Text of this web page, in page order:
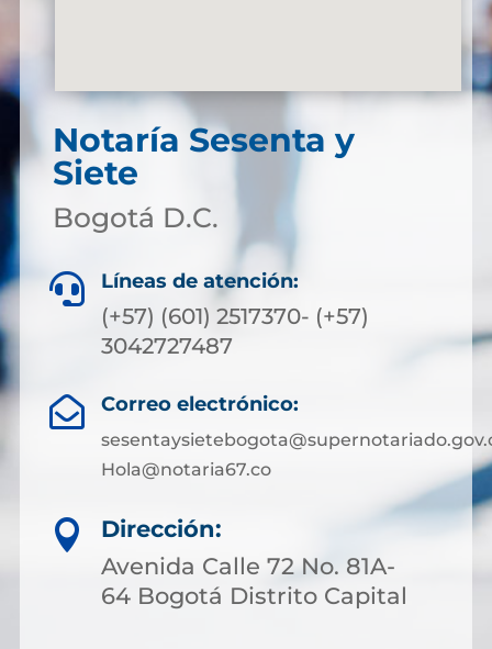
Notaría Sesenta y
Siete
Bogotá D.C.
 Líneas de atención:
(+57) (601) 2517370- (+57)
3042727487
 Correo electrónico:
Hola@notaria67.co

Dirección:
Avenida Calle 72 No. 81A-
64 Bogotá Distrito Capital